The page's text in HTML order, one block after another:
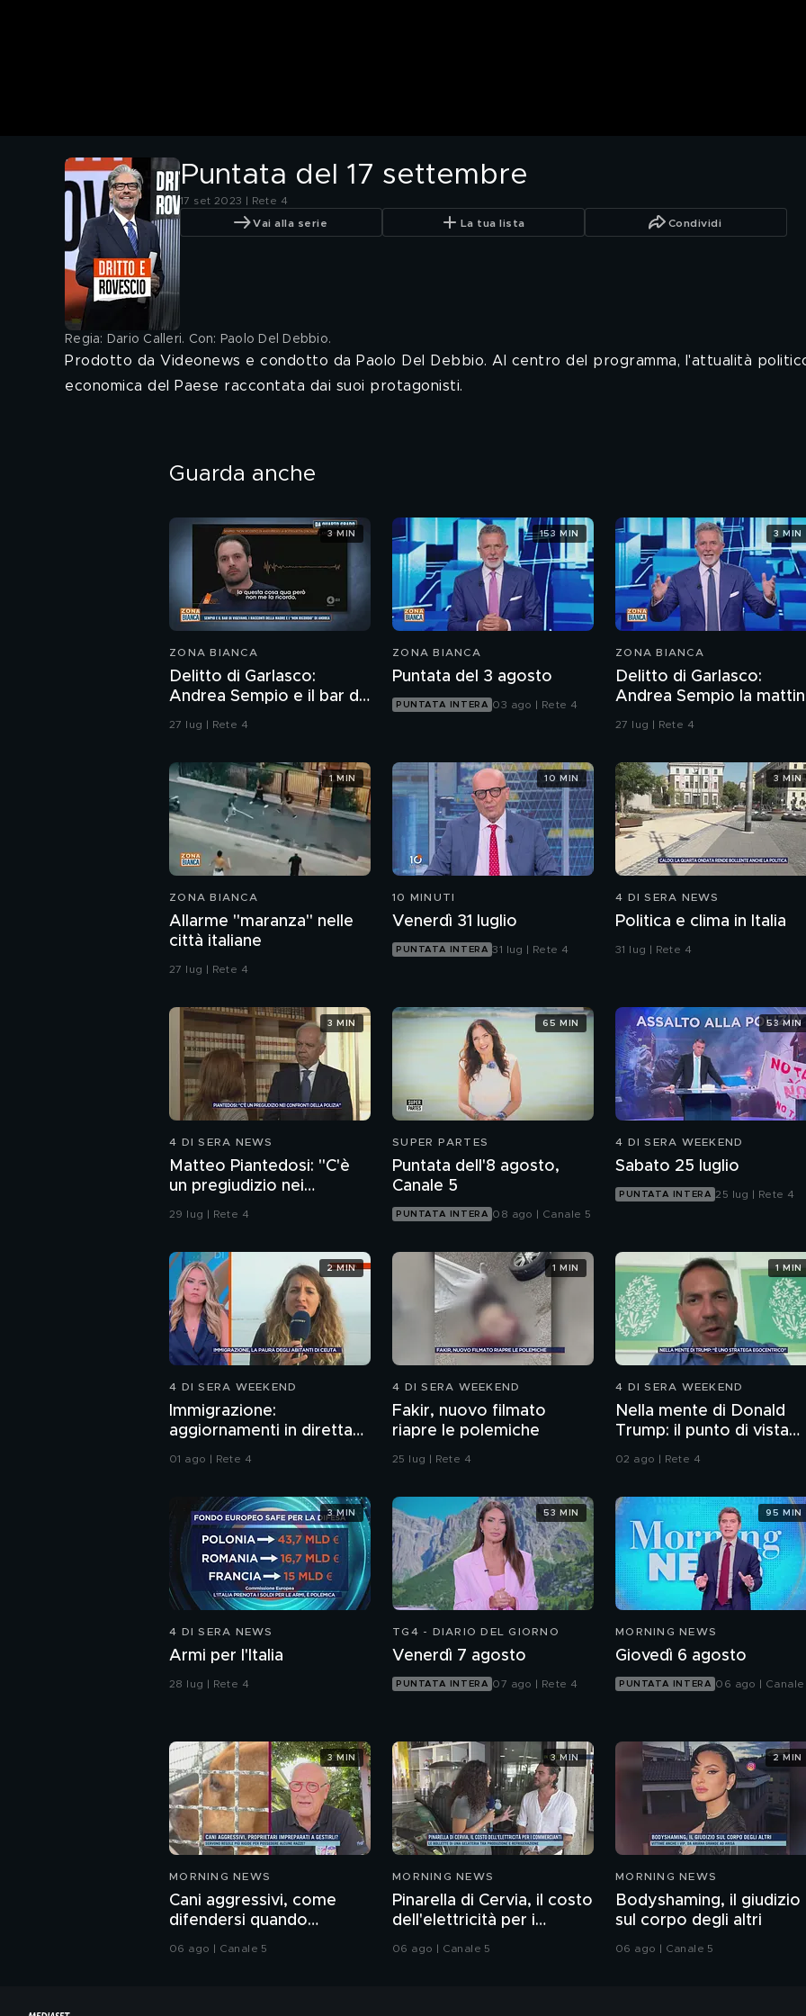
Puntata del 17 settembre
17 set 2023 | Rete 4
Vai alla serie La tua lista Condividi
Regia: Dario Calleri. Con: Paolo Del Debbio.
Prodotto da Videonews e condotto da Paolo Del Debbio. Al centro del programma, l'attualità
economica del Paese raccontata dai suoi protagonisti.
Guarda anche
ZONA BIANCA
Delitto di Garlasco:
Andrea Sempio e il bar di
Vigevano e i racconti
27 lug | Rete 4
3 MIN
ZONA BIANCA
Puntata del 3 agosto
PUNTATA INTERA 03 ago | Rete 4
153 MIN
ZONA BIANCA
Delitto di Garlasco:
Andrea Sempio la
del delitto è stato in un
27 lug | Rete 4
3 MIN
ZONA BIANCA
Allarme "maranza" nelle
città italiane
27 lug | Rete 4
1 MIN
10 MINUTI
Venerdì 31 luglio
PUNTATA INTERA 31 lug | Rete 4
10 MIN
4 DI SERA NEWS
Politica e clima in Italia
31 lug | Rete 4
3 MIN
4 DI SERA NEWS
Matteo Piantedosi: "C'è
un pregiudizio nei
confronti della polizia"
29 lug | Rete 4
3 MIN
SUPER PARTES
Puntata dell'8 agosto,
Canale 5
PUNTATA INTERA 08 ago | Canale 5
65 MIN
4 DI SERA WEEKEND
Sabato 25 luglio
PUNTATA INTERA 25 lug | Rete 4
53 MIN
4 DI SERA WEEKEND
Immigrazione:
aggiornamenti in diretta
da Ceuta
01 ago | Rete 4
2 MIN
4 DI SERA WEEKEND
Fakir, nuovo filmato
riapre le polemiche
25 lug | Rete 4
1 MIN
4 DI SERA WEEKEND
Nella mente di Donald
Trump: il punto di vista
dello psichiatra Leonardo
02 ago | Rete 4
1 MIN
4 DI SERA NEWS
Armi per l'Italia
28 lug | Rete 4
3 MIN
TG4 - DIARIO DEL GIORNO
Venerdì 7 agosto
PUNTATA INTERA 07 ago | Rete 4
53 MIN
MORNING NEWS
Giovedì 6 agosto
PUNTATA INTERA 06 ago | Canale
95 MIN
MORNING NEWS
Cani aggressivi, come
difendersi quando
attaccano?
06 ago | Canale 5
3 MIN
MORNING NEWS
Pinarella di Cervia, il costo
dell'elettricità per i
commercianti
06 ago | Canale 5
3 MIN
MORNING NEWS
Bodyshaming, il giudizio
sul corpo degli altri
06 ago | Canale 5
2 MIN